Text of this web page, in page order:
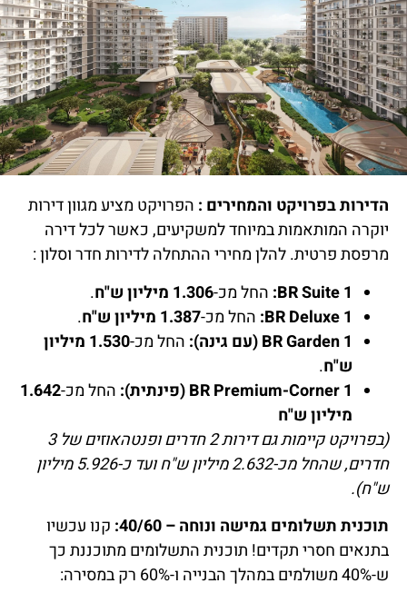
הדירות בפרויקט והמחירים : הפרויקט מציע מגוון דירות
יוקרה המותאמות במיוחד למשקיעים, כאשר לכל דירה
מרפסת פרטית. להלן מחירי ההתחלה לדירות חדר וסלון :
1 BR Suite:
החל מכ-1.306 מיליון ש"ח
.
1 BR Deluxe:
החל מכ-1.387 מיליון ש"ח
.
1 BR Garden (עם גינה):
החל מכ-
1.530 מיליון
ש"ח.
1 BR Premium-Corner (פינתית):
החל מכ-1.642
מיליון ש"ח
(בפרויקט קיימות גם דירות 2 חדרים ופנטהאוזים של 3
חדרים, שהחל מכ-2.632 מיליון ש"ח ועד כ-5.926 מיליון
ש"ח).
תוכנית תשלומים גמישה ונוחה – 40/60:
קנו עכשיו
בתנאים חסרי תקדים! תוכנית התשלומים מתוכננת כך
ש-40% משולמים במהלך הבנייה ו-60% רק במסירה: